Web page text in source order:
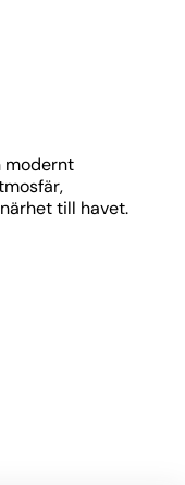
modernt
till havet.